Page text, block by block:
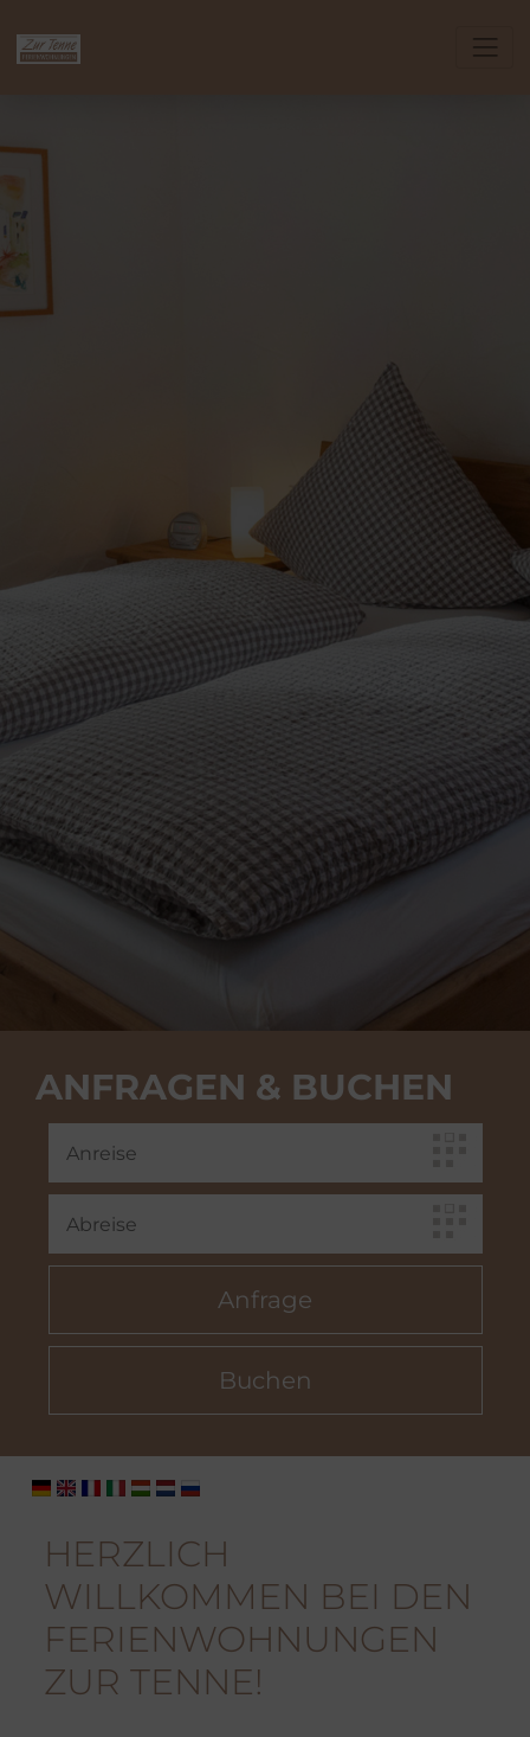
ANFRAGEN & BUCHEN
HERZLICH
WILLKOMMEN BEI DEN
FERIENWOHNUNGEN
ZUR TENNE!